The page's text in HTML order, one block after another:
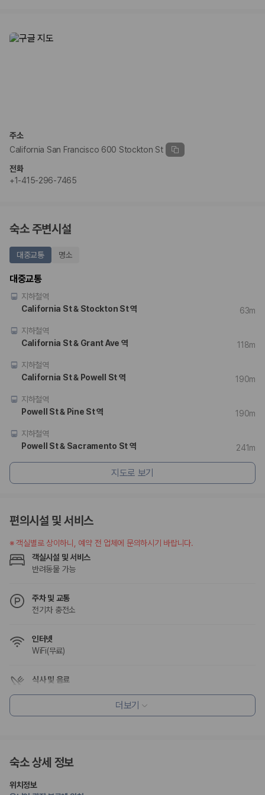
주소
California San Francisco 600 Stockton St
전화
+1-415-296-7465
숙소 주변시설
대중교통 명소
대중교통
지하철역
California St & Stockton St 역
63m
지하철역
California St & Grant Ave 역
118m
지하철역
California St & Powell St 역
190m
지하철역
Powell St & Pine St 역
190m
지하철역
Powell St & Sacramento St 역
241m
지도로 보기
편의시설 및 서비스
※객실별로 상이하니, 예약 전 업체에 문의하시기 바랍니다.
객실시설 및 서비스
반려동물 가능
주차 및 교통
전기차 충전소
인터넷
WiFi(무료)
식사 및 음료
채식메뉴 옵션 이용 가능
기념품 가게
ATM/은행업무
엘리베이터
정원
더보기
숙소 상세 정보
위치정보